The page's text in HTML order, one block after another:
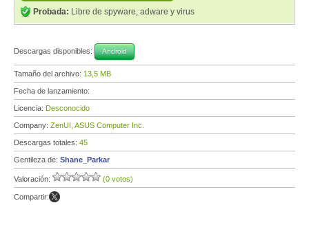
Probada: Libre de spyware, adware y virus
Descargas disponibles: Android
Tamaño del archivo: 13,5 MB
Fecha de lanzamiento:
Licencia: Desconocido
Company: ZenUI, ASUS Computer Inc.
Descargas totales: 45
Gentileza de: Shane_Parkar
Valoración: (0 votos)
Compartir: